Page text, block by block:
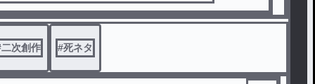
二次創作 #死ネタ